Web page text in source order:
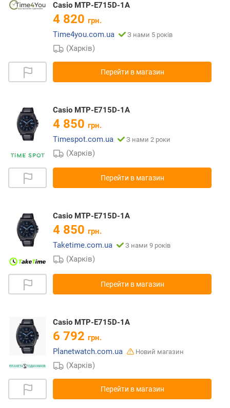
Casio MTP-E715D-1A
4 820 грн.
Time4you.com.ua
З нами 5 років
(Харків)
Перейти в магазин
Casio MTP-E715D-1A
4 850 грн.
Timespot.com.ua
З нами 2 роки
(Харків)
Перейти в магазин
Casio MTP-E715D-1A
4 850 грн.
Taketime.com.ua
З нами 9 років
(Харків)
Перейти в магазин
Casio MTP-E715D-1A
6 792 грн.
Planetwatch.com.ua
Новий магазин
(Харків)
Перейти в магазин